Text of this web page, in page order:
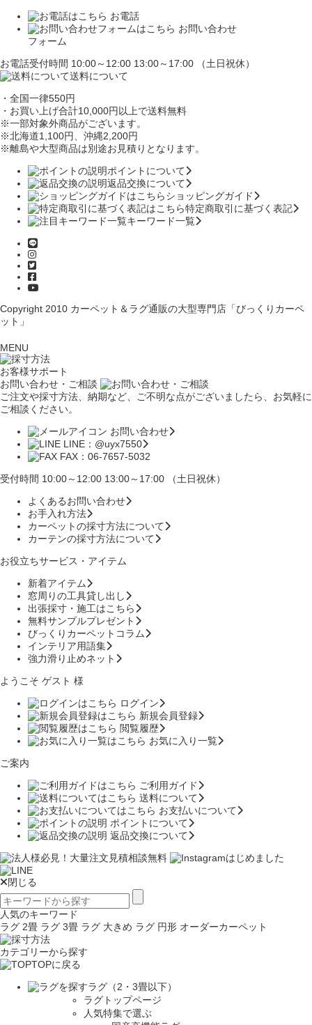
お電話
お問い合わせ
フォーム
お電話受付時間 10:00～12:00 13:00～17:00 （土日祝休）
送料について
・全国一律550円
・お買い上げ合計10,000円以上で送料無料
※一部対象外商品がございます。
※北海道1,100円 、沖縄2,200円
※離島や大型商品は別途お見積りとなります。
ポイントについて
返品交換について
ショッピングガイド
特定商取引に基づく表記
キーワード一覧
Copyright 2010 カーペット＆ラグ通販の大型専門店「びっくりカーペ
ット」
MENU
お客様サポート
お問い合わせ・ご相談
ご注文や採寸方法、納期など、ご不明な点がございましたら、お気軽に
ご相談ください。
お問い合わせ
LINE：@uyx7550
FAX：06-7657-5032
受付時間 10:00～12:00 13:00～17:00 （土日祝休）
よくあるお問い合わせ
お手入れ方法
カーペットの採寸方法について
カーテンの採寸方法について
お役立ちサービス・アイテム
新着アイテム
窓周りの工具貸し出し
出張採寸・施工はこちら
無料サンプルプレゼント
びっくりカーペットコラム
インテリア用語集
強力滑り止めネット
ようこそ ゲスト 様
ログイン
新規会員登録
閲覧履歴
お気に入り一覧
ご案内
ご利用ガイド
送料について
お支払いについて
ポイントについて
返品交換について
閉じる
人気のキーワード
ラグ 2畳 ラグ 3畳 ラグ 大きめ ラグ 円形 オーダーカーペット
カテゴリーから探す
TOPに戻る
ラグ（2・3畳以下）
ラグトップページ
人気特集で選ぶ